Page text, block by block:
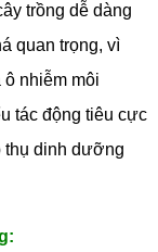
trồng dễ dàng
quan trọng, vì
nhiễm môi
tác động tiêu cực
thụ dinh dưỡng